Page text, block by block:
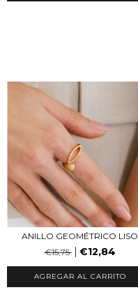
ANILLO GEOMÉTRICO LISO
€15,75
€12,84
AGREGAR AL CARRITO